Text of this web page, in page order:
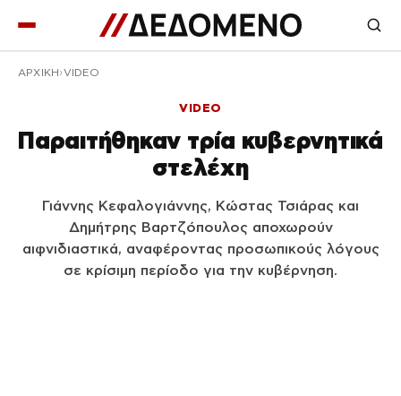
ΑΡΧΙΚΉ VIDEO
VIDEO
Παραιτήθηκαν τρία κυβερνητικά
στελέχη
Γιάννης Κεφαλογιάννης, Κώστας Τσιάρας και
Δημήτρης Βαρτζόπουλος αποχωρούν
αιφνιδιαστικά, αναφέροντας προσωπικούς λόγους
σε κρίσιμη περίοδο για την κυβέρνηση.